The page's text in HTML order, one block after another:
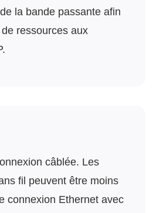
la bande passante afin
de ressources aux
câblée. Les
fil peuvent être moins
connexion Ethernet avec